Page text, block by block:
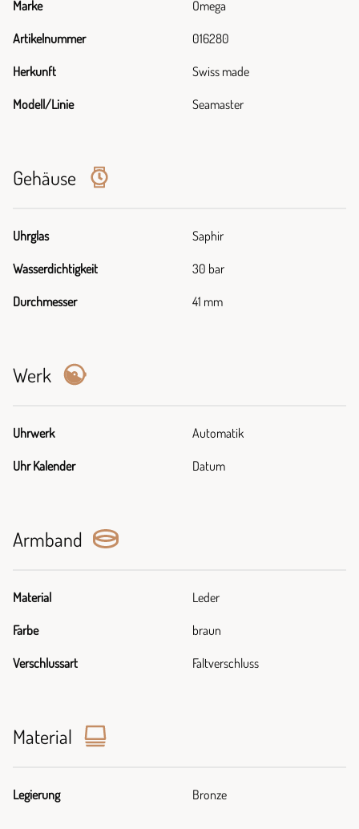
Marke Omega
Artikelnummer 016280
Herkunft Swiss made
Modell/Linie Seamaster
Gehäuse
Uhrglas Saphir
Wasserdichtigkeit 30 bar
Durchmesser 41 mm
Werk
Uhrwerk Automatik
Uhr Kalender Datum
Armband
Material Leder
Farbe braun
Verschlussart Faltverschluss
Material
Legierung Bronze